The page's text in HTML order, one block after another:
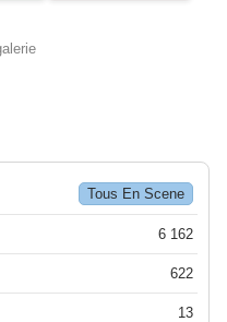
Tous En Scene
6 162
622
13